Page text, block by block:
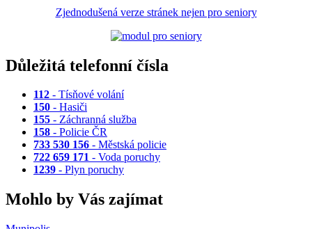
Zjednodušená verze stránek nejen pro seniory
Důležitá telefonní čísla
112 - Tísňové volání
150 - Hasiči
155 - Záchranná služba
158 - Policie ČR
733 530 156 - Městská policie
722 659 171 - Voda poruchy
1239 - Plyn poruchy
Mohlo by Vás zajímat